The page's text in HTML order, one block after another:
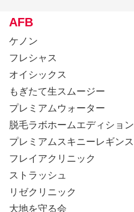
AFB
ケノン
フレシャス
オイシックス
もぎたて生スムージー
プレミアムウォーター
脱毛ラボホームエディション
プレミアムスキニーレギンス
フレイアクリニック
ストラッシュ
リゼクリニック
大地を守る会